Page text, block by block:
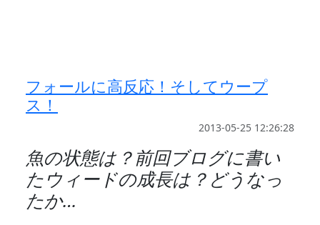
フォールに高反応！そしてウープ
ス！
2013-05-25 12:26:28
魚の状態は？前回ブログに書い
たウィードの成長は？どうなっ
たか…